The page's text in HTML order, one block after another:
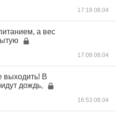
17:18 08.04
а вес
17:08 08.04
выходить! В
дождь,
16:53 08.04